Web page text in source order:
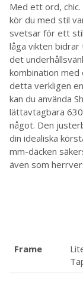
Med ett ord,
kör du med stil
svetsar för ett
låga vikten bidrar
det
kombination
detta verkligen
kan du använda
lättavtagbara
något. Den
din idealiska
mm-däcken
även som
Frame